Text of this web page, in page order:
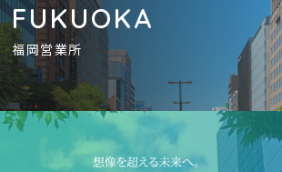
FUKUOKA
福岡営業所